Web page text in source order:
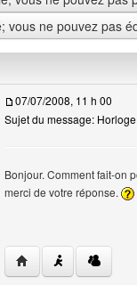
vous ne pouvez pas
07/07/2008, 11 h 00
Sujet du message:
Bonjour. Comment fait-on
merci de votre réponse.
Visiter le site web